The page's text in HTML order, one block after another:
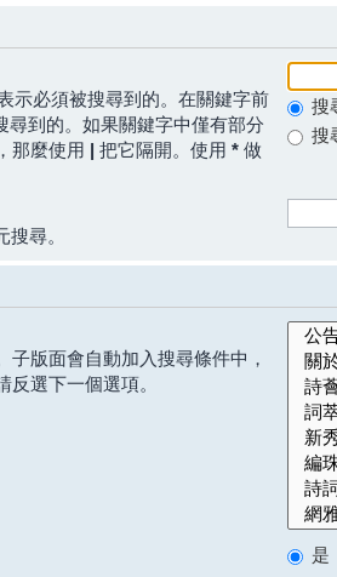
示必須被搜尋到的。在關鍵字前
尋到的。如果關鍵字中僅有部分
那麼使用 | 把它隔開。使用 * 做
搜
搜
尋。
子版面會自動加入搜尋條件中，
選下一個選項。
是